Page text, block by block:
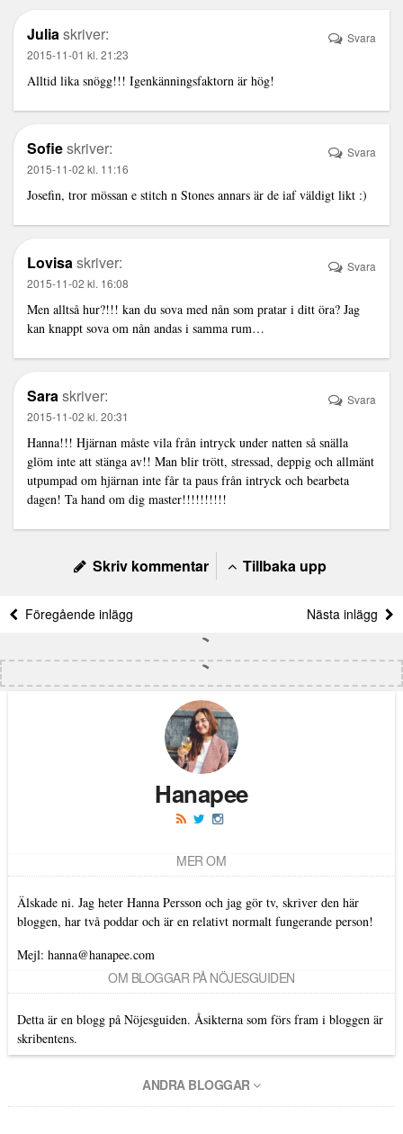
Juliaskriver:
2015-11-01 kl. 21:23
Alltid lika snögg!!! Igenkänningsfaktorn är hög!
Svara
Sofieskriver:
2015-11-02 kl. 11:16
Josefin, tror mössan e stitch n Stones annars är de iaf väldigt likt :)
Svara
Lovisaskriver:
2015-11-02 kl. 16:08
Men alltså hur?!!! kan du sova med nån som pratar i ditt öra? Jag
kan knappt sova om nån andas i samma rum…
Svara
Saraskriver:
2015-11-02 kl. 20:31
Hanna!!! Hjärnan måste vila från intryck under natten så snälla
glöm inte att stänga av!! Man blir trött, stressad, deppig och allmänt
utpumpad om hjärnan inte får ta paus från intryck och bearbeta
dagen! Ta hand om dig master!!!!!!!!!!
Svara
Skriv kommentar Tillbaka upp
Föregående inlägg Nästa inlägg
Hanapee
MER OM
Älskade ni. Jag heter Hanna Persson och jag gör tv, skriver den här
bloggen, har två poddar och är en relativt normalt fungerande person!
Mejl: hanna@hanapee.com
OM BLOGGAR PÅ NÖJESGUIDEN
Detta är en blogg på Nöjesguiden. Åsikterna som förs fram i bloggen är
skribentens.
ANDRA BLOGGAR